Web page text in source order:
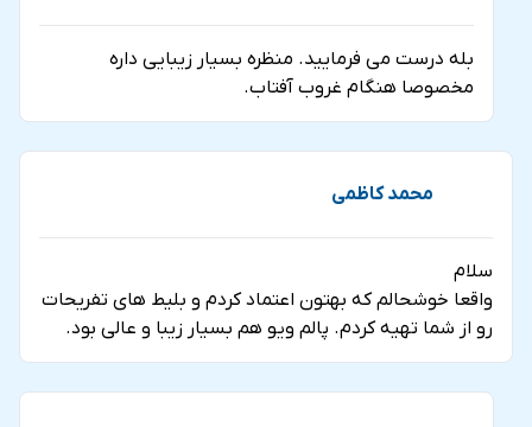
بله درست می فرمایید. منظره بسیار زیبایی داره
مخصوصا هنگام غروب آفتاب.
محمد کاظمی
سلام
واقعا خوشحالم که بهتون اعتماد کردم و بلیط های تفریحات
رو از شما تهیه کردم. پالم ویو هم بسیار زیبا و عالی بود.